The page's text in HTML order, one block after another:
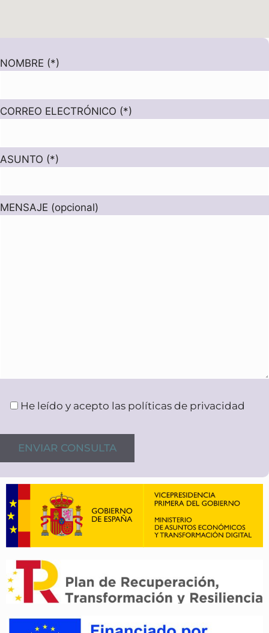
NOMBRE (*)
CORREO ELECTRÓNICO (*)
ASUNTO (*)
MENSAJE (opcional)
He leído y acepto las políticas de privacidad